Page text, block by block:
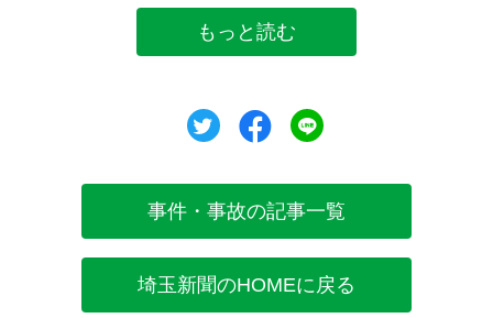
もっと読む
ツイートシェア
事件・事故の記事一覧
埼玉新聞のHOMEに戻る